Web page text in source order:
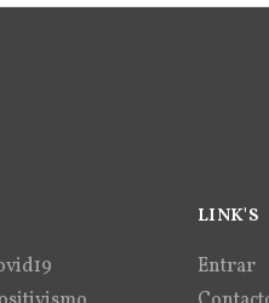
LINK'S
Entrar